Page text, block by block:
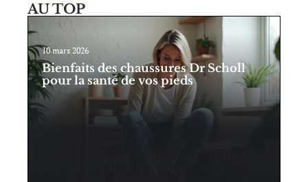
AU TOP
10 mars 2026
Bienfaits des chaussures Dr Scholl
pour la santé de vos pieds